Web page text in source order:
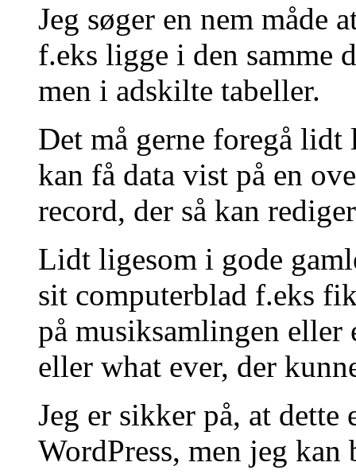
Jeg søger en nem måde
f.eks ligge i den samme
men i adskilte tabeller.
Det må gerne foregå
kan få data vist på en
record, der så kan
Lidt ligesom i gode
sit computerblad f.eks
på musiksamlingen eller
eller what ever, der
Jeg er sikker på, at dette
WordPress, men jeg